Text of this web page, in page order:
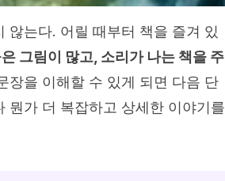
않는다. 어릴 때부터 책을 즐겨 있
그림이 많고, 소리가 나는 책을 주
장을 이해할 수 있게 되면 다음 단
뭔가 더 복잡하고 상세한 이야기를